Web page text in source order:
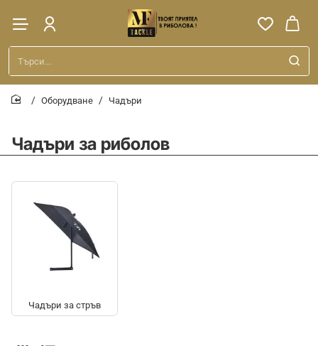
Търси...
Чадъри за риболов
Оборудване Чадъри
Чадъри за стръв